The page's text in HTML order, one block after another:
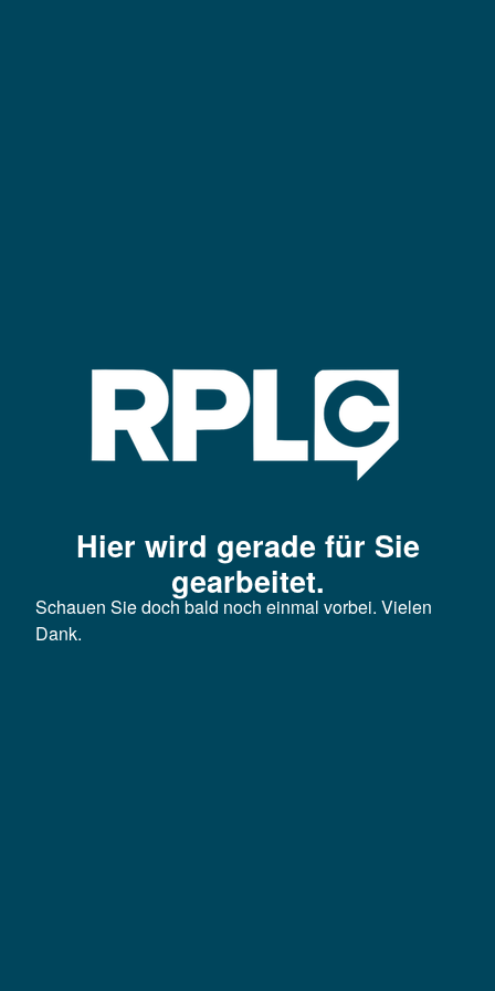
Hier wird gerade für Sie
gearbeitet.
Schauen Sie doch bald noch einmal vorbei. Vielen
Dank.